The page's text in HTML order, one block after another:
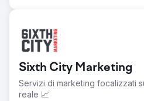
Sixth City Marketing
Servizi di marketing focalizzati
reale 📈